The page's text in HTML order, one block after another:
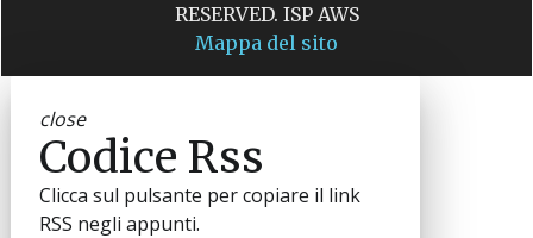
RESERVED. ISP AWS
Mappa del sito
close
Codice Rss
Clicca sul pulsante per copiare il link
RSS negli appunti.